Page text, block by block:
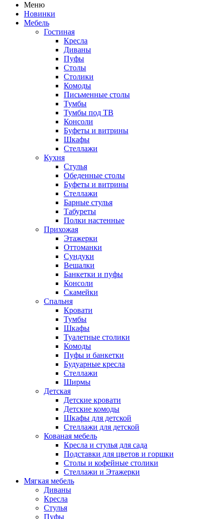
Меню
Новинки
Мебель
Гостиная
Кресла
Диваны
Пуфы
Столы
Столики
Комоды
Письменные столы
Тумбы
Тумбы под ТВ
Консоли
Буфеты и витрины
Шкафы
Стеллажи
Кухня
Стулья
Обеденные столы
Буфеты и витрины
Стеллажи
Барные стулья
Табуреты
Полки настенные
Прихожая
Этажерки
Оттоманки
Сундуки
Вешалки
Банкетки и пуфы
Консоли
Скамейки
Спальня
Кровати
Тумбы
Шкафы
Туалетные столики
Комоды
Пуфы и банкетки
Будуарные кресла
Стеллажи
Ширмы
Детская
Детские кровати
Детские комоды
Шкафы для детской
Стеллажи для детской
Кованая мебель
Кресла и стулья для сада
Подставки для цветов и горшки
Столы и кофейные столики
Стеллажи и Этажерки
Мягкая мебель
Диваны
Кресла
Стулья
Пуфы